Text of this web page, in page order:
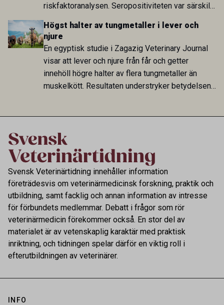
riskfaktoranalysen. Seropositiviteten var särskilt
hög i Zarqa och statistiskt kopplad till bland
annat stallhållning. Resultaten visar att hästarna
har exponerats för parasiten – men inte att de
fungerar som reservoarer eller bidrar till
smittspridning.
Högst halter av tungmetaller i lever och
njure
En egyptisk studie i Zagazig Veterinary Journal
visar att lever och njure från får och getter
innehöll högre halter av flera tungmetaller än
muskelkött. Resultaten understryker betydelsen
Svensk Veterinärtidning innehåller information
företrädesvis om veterinärmedicinsk forskning, praktik och
utbildning, samt facklig och annan information av intresse
för förbundets medlemmar. Debatt i frågor som rör
veterinärmedicin förekommer också. En stor del av
materialet är av vetenskaplig karaktär med praktisk
inriktning, och tidningen spelar därför en viktig roll i
efterutbildningen av veterinärer.
INFO